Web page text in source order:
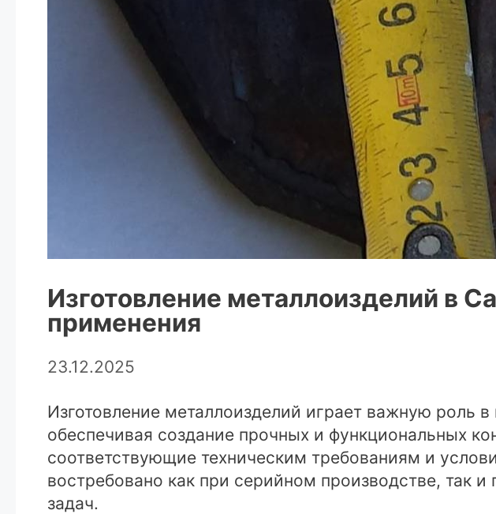
Изготовление металлоизделий в
применения
23.12.2025
Изготовление металлоизделий играет важную роль
обеспечивая создание прочных и функциональных
соответствующие техническим требованиям и
востребовано как при серийном производстве, так
задач.